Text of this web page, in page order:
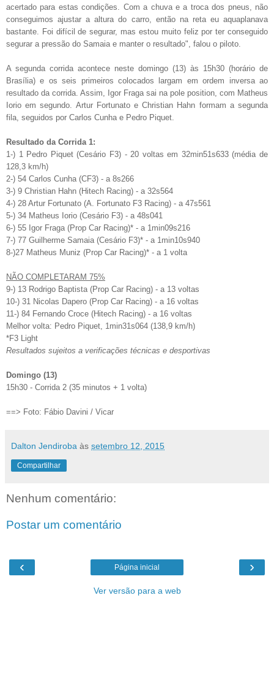
acertado para estas condições. Com a chuva e a troca dos pneus, não
conseguimos ajustar a altura do carro, então na reta eu aquaplanava
bastante. Foi difícil de segurar, mas estou muito feliz por ter conseguido
segurar a pressão do Samaia e manter o resultado", falou o piloto.
A segunda corrida acontece neste domingo (13) às 15h30 (horário de
Brasília) e os seis primeiros colocados largam em ordem inversa ao
resultado da corrida. Assim, Igor Fraga sai na pole position, com Matheus
Iorio em segundo. Artur Fortunato e Christian Hahn formam a segunda
fila, seguidos por Carlos Cunha e Pedro Piquet.
Resultado da Corrida 1:
1-) 1 Pedro Piquet (Cesário F3) - 20 voltas em 32min51s633 (média de
128,3 km/h)
2-) 54 Carlos Cunha (CF3) - a 8s266
3-) 9 Christian Hahn (Hitech Racing) - a 32s564
4-) 28 Artur Fortunato (A. Fortunato F3 Racing) - a 47s561
5-) 34 Matheus Iorio (Cesário F3) - a 48s041
6-) 55 Igor Fraga (Prop Car Racing)* - a 1min09s216
7-) 77 Guilherme Samaia (Cesário F3)* - a 1min10s940
8-)27 Matheus Muniz (Prop Car Racing)* - a 1 volta
NÃO COMPLETARAM 75%
9-) 13 Rodrigo Baptista (Prop Car Racing) - a 13 voltas
10-) 31 Nicolas Dapero (Prop Car Racing) - a 16 voltas
11-) 84 Fernando Croce (Hitech Racing) - a 16 voltas
Melhor volta: Pedro Piquet, 1min31s064 (138,9 km/h)
*F3 Light
Resultados sujeitos a verificações técnicas e desportivas
Domingo (13)
15h30 - Corrida 2 (35 minutos + 1 volta)
==> Foto: Fábio Davini / Vicar
Dalton Jendiroba às setembro 12, 2015
Compartilhar
Nenhum comentário:
Postar um comentário
‹ ›
Página inicial
Ver versão para a web